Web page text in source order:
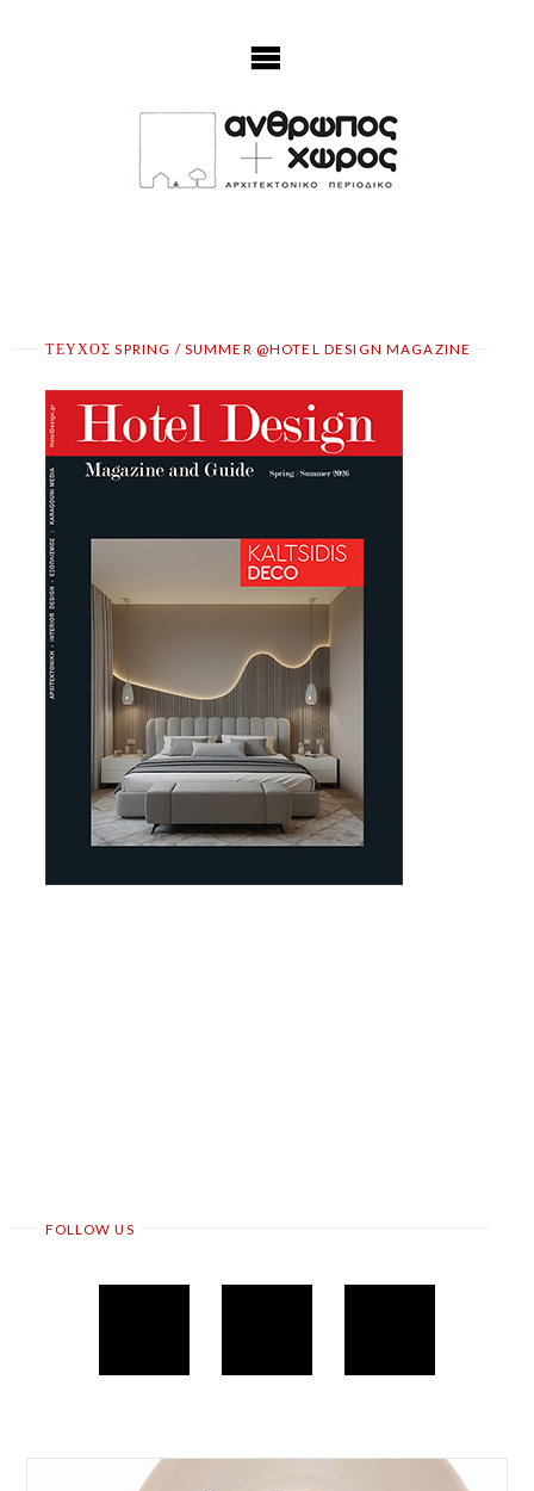
ΤΕΥΧΟΣ SPRING / SUMMER @HOTEL DESIGN MAGAZINE
FOLLOW US